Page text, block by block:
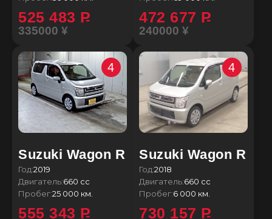
525 483 P
335000 ¥
472 677 P
240000 ¥
Suzuki Wagon R
4
Год:2019
Двигатель:660 сс
Пробег:25 000 км.
555 343 P
Suzuki Wagon R
4
Год:2018
Двигатель:660 сс
Пробег:6 000 км.
730 157 P